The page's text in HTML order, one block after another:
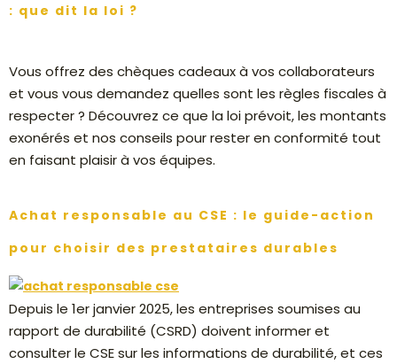
: que dit la loi ?
Vous offrez des chèques cadeaux à vos collaborateurs
et vous vous demandez quelles sont les règles fiscales à
respecter ? Découvrez ce que la loi prévoit, les montants
exonérés et nos conseils pour rester en conformité tout
en faisant plaisir à vos équipes.
Achat responsable au CSE : le guide-action
pour choisir des prestataires durables
Depuis le 1er janvier 2025, les entreprises soumises au
rapport de durabilité (CSRD) doivent informer et
consulter le CSE sur les informations de durabilité, et ces